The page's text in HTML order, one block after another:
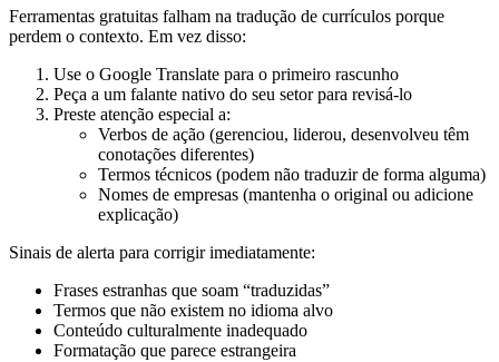
Ferramentas gratuitas falham na tradução de currículos porque
perdem o contexto. Em vez disso:
Use o Google Translate para o primeiro rascunho
Peça a um falante nativo do seu setor para revisá-lo
Preste atenção especial a:
Verbos de ação (gerenciou, liderou, desenvolveu têm
conotações diferentes)
Termos técnicos (podem não traduzir de forma alguma)
Nomes de empresas (mantenha o original ou adicione
explicação)
Sinais de alerta para corrigir imediatamente:
Frases estranhas que soam “traduzidas”
Termos que não existem no idioma alvo
Conteúdo culturalmente inadequado
Formatação que parece estrangeira